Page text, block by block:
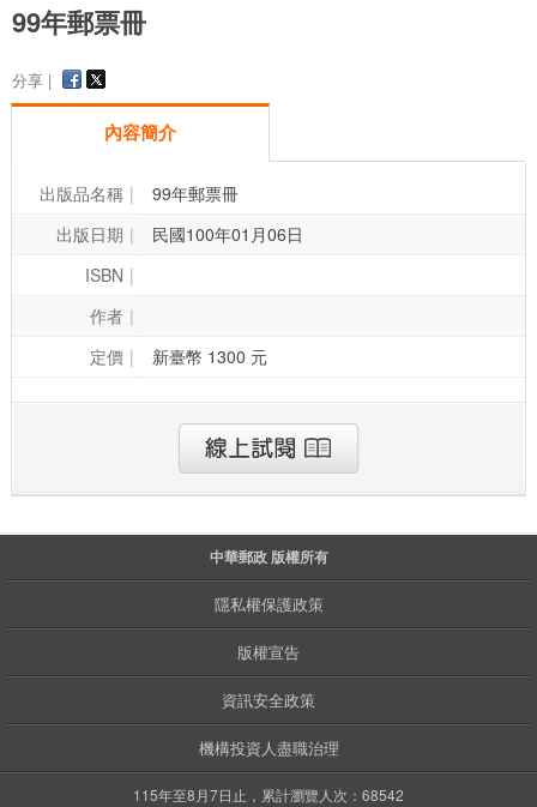
99年郵票冊
分享 |
內容簡介
出版品名稱
99年郵票冊
出版日期
民國100年01月06日
ISBN
作者
定價
新臺幣 1300 元
中華郵政 版權所有
隱私權保護政策
版權宣告
資訊安全政策
機構投資人盡職治理
115年至8月7日止，累計瀏覽人次：68542